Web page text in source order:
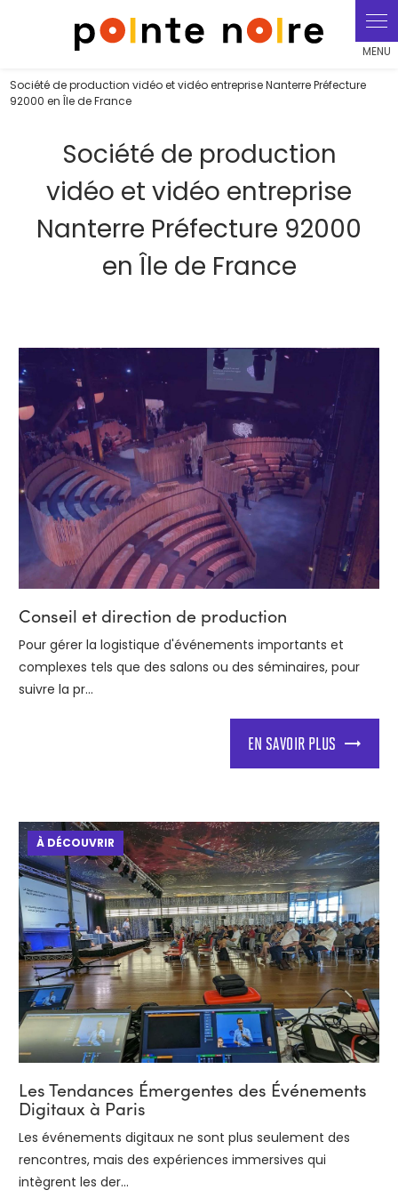
Société de production vidéo et vidéo entreprise Nanterre Préfecture
92000 en Île de France
Société de production
vidéo et vidéo entreprise
Nanterre Préfecture 92000
en Île de France
Conseil et direction de production
Pour gérer la logistique d'événements importants et
complexes tels que des salons ou des séminaires, pour
suivre la pr...
EN SAVOIR PLUS
À DÉCOUVRIR
Les Tendances Émergentes des Événements
Digitaux à Paris
Les événements digitaux ne sont plus seulement des
rencontres, mais des expériences immersives qui
intègrent les der...